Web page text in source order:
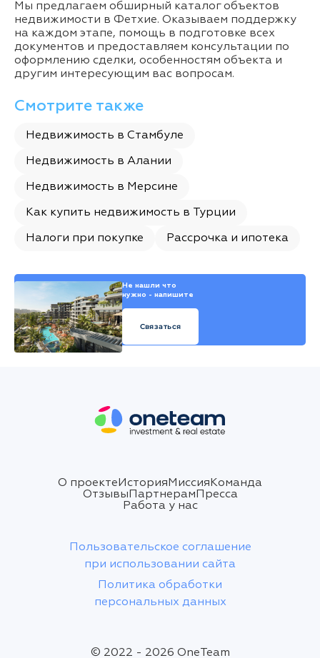
Мы предлагаем обширный каталог объектов
недвижимости в Фетхие. Оказываем поддержку
на каждом этапе, помощь в подготовке всех
документов и предоставляем консультации по
оформлению сделки, особенностям объекта и
другим интересующим вас вопросам.
Смотрите также
Недвижимость в Стамбуле
Недвижимость в Алании
Недвижимость в Мерсине
Как купить недвижимость в Турции
Налоги при покупке Рассрочка и ипотека
Не нашли что
нужно - напишите
Связаться
О проектеИсторияМиссияКоманда
ОтзывыПартнерамПресса
Работа у нас
Пользовательское соглашение
при использовании сайта
Политика обработки
персональных данных
© 2022 - 2026 OneTeam